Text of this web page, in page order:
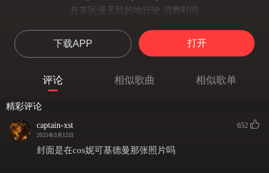
在东区漫无目的地行驶 消磨时间
打理着自己的事务 因为我无法确定我们是否结束了
Well are we?
好吧 我们真的结束了吗？
如果事实如此
What’s all this talk about relationships?
下载APP 打开
评论 相似歌曲 相似歌单
精彩评论
captain-xst
2025年3月12日
652
封面是在cos妮可基德曼那张照片吗